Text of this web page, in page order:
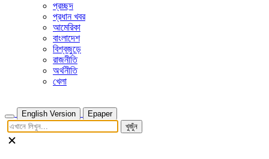
প্রচ্ছদ
প্রধান খবর
আমেরিকা
বাংলাদেশ
বিশ্বজুড়ে
রাজনীতি
অর্থনীতি
খেলা
English Version
Epaper
খুজুঁন